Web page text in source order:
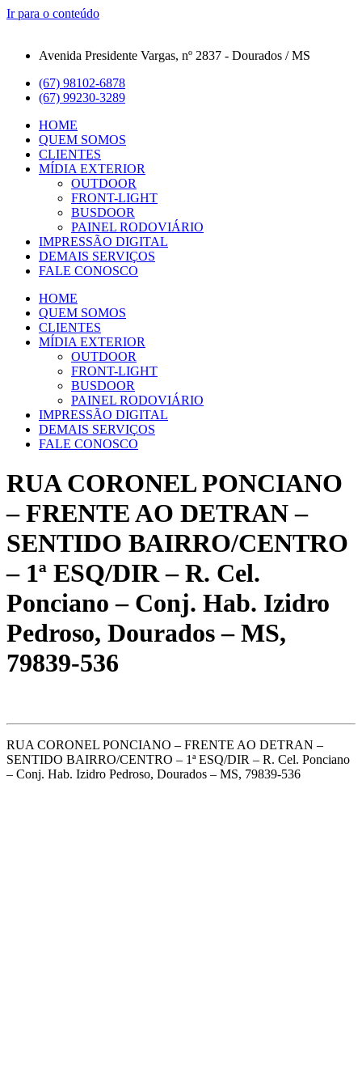
Ir para o conteúdo
Avenida Presidente Vargas, nº 2837 - Dourados / MS
(67) 98102-6878
(67) 99230-3289
HOME
QUEM SOMOS
CLIENTES
MÍDIA EXTERIOR
OUTDOOR
FRONT-LIGHT
BUSDOOR
PAINEL RODOVIÁRIO
IMPRESSÃO DIGITAL
DEMAIS SERVIÇOS
FALE CONOSCO
HOME
QUEM SOMOS
CLIENTES
MÍDIA EXTERIOR
OUTDOOR
FRONT-LIGHT
BUSDOOR
PAINEL RODOVIÁRIO
IMPRESSÃO DIGITAL
DEMAIS SERVIÇOS
FALE CONOSCO
RUA CORONEL PONCIANO
– FRENTE AO DETRAN –
SENTIDO BAIRRO/CENTRO
– 1ª ESQ/DIR – R. Cel.
Ponciano – Conj. Hab. Izidro
Pedroso, Dourados – MS,
79839-536
RUA CORONEL PONCIANO – FRENTE AO DETRAN –
SENTIDO BAIRRO/CENTRO – 1ª ESQ/DIR – R. Cel. Ponciano
– Conj. Hab. Izidro Pedroso, Dourados – MS, 79839-536